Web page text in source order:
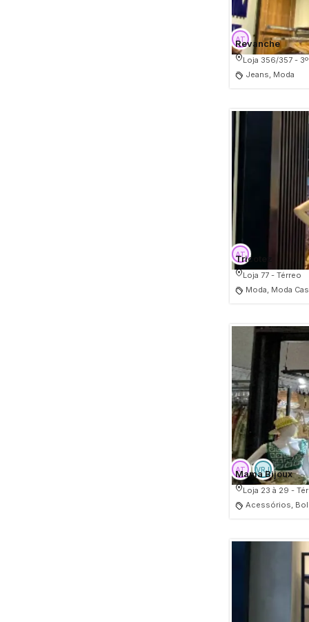
Revanche
Loja 356/357 -
Jeans, Moda
Tricotez
Loja 77 - Térreo
Moda, Moda
Mama Bijoux
Loja 23 à 29 -
Acessórios,